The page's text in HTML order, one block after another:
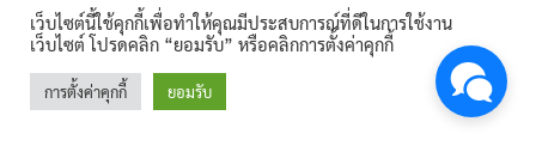
เว็บไซต์นี้ใช้คุกกี้เพื่อทำให้คุณมีประสบการณ์ที่ดีในการใช้งาน
เว็บไซต์ โปรดคลิก “ยอมรับ” หรือคลิกการตั้งค่าคุกกี้
การตั้งค่าคุกกี้ ยอมรับ